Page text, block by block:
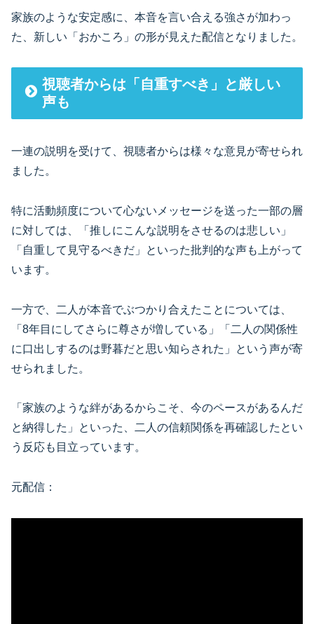
家族のような安定感に、本音を言い合える強さが加わっ
た、新しい「おかころ」の形が見えた配信となりました。
視聴者からは「自重すべき」と厳しい
声も
一連の説明を受けて、視聴者からは様々な意見が寄せられ
ました。
特に活動頻度について心ないメッセージを送った一部の層
に対しては、「推しにこんな説明をさせるのは悲しい」
「自重して見守るべきだ」といった批判的な声も上がって
います。
一方で、二人が本音でぶつかり合えたことについては、
「8年目にしてさらに尊さが増している」「二人の関係性
に口出しするのは野暮だと思い知らされた」という声が寄
せられました。
「家族のような絆があるからこそ、今のペースがあるんだ
と納得した」といった、二人の信頼関係を再確認したとい
う反応も目立っています。
元配信：